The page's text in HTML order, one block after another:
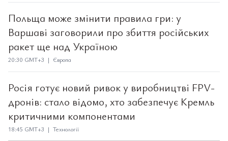
Польща може змінити правила гри: у
Варшаві заговорили про збиття російських
ракет ще над Україною
20:30 GMT+3 | Європа
Росія готує новий ривок у виробництві FPV-
дронів: стало відомо, хто забезпечує Кремль
критичними компонентами
18:45 GMT+3 | Технології